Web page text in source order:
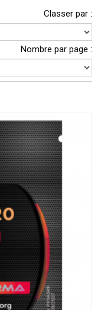
Classer par :
Nombre par page :